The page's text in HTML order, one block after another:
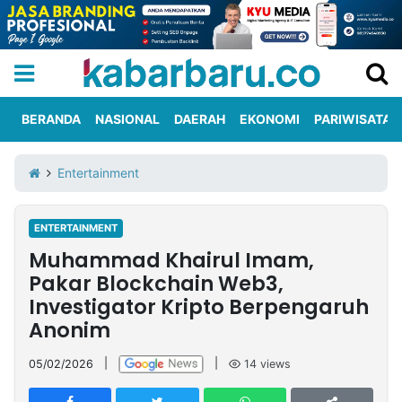
Iklan
Berita
Kami
Nasional
International
Olahraga
Entertainment
Daerah
Pariwisata
Kuliner
Kolom
Network
PT
TREETAN
BERANDA NASIONAL DAERAH EKONOMI PARIWISATA
Entertainment
ENTERTAINMENT
Muhammad Khairul Imam,
Pakar Blockchain Web3,
Investigator Kripto Berpengaruh
Anonim
05/02/2026 14 views